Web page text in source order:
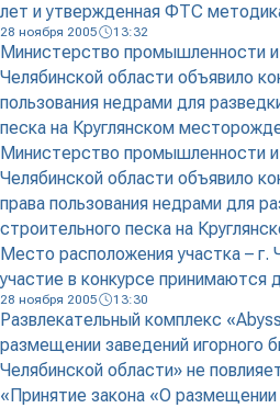
лет и утвержденная ФТС
28 ноября 2005 13:32
Министерство промышленности
Челябинской области объявило
пользования недрами для
песка на Круглянском
Министерство промышленности
Челябинской области объявило
права пользования недрами для
строительного песка на
Место расположения участка – г.
участие в конкурсе принимаются
28 ноября 2005 13:30
Развлекательный комплекс
размещении заведений игорного
Челябинской области» не
«Принятие закона «О размещении